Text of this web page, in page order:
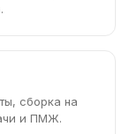
сборка на
и ПМЖ.